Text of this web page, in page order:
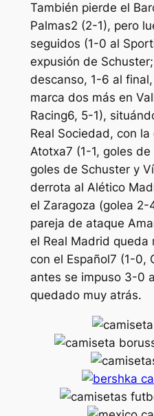
También pierde el
Palmas2 (2-1), pero
seguidos (1-0 al
expusión de
descanso, 1-6 al
marca dos más en
Racing6, 5-1),
Real Sociedad, con
Atotxa7 (1-1, goles
goles de Schuster y
derrota al Alético
el Zaragoza (golea 2-
pareja de ataque
el Real Madrid queda
con el Español7 (1-0,
antes se impuso 3-0
quedado muy atrás.